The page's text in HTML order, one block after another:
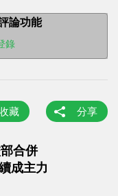
論功能
錄
藏 分享
合併
成主力